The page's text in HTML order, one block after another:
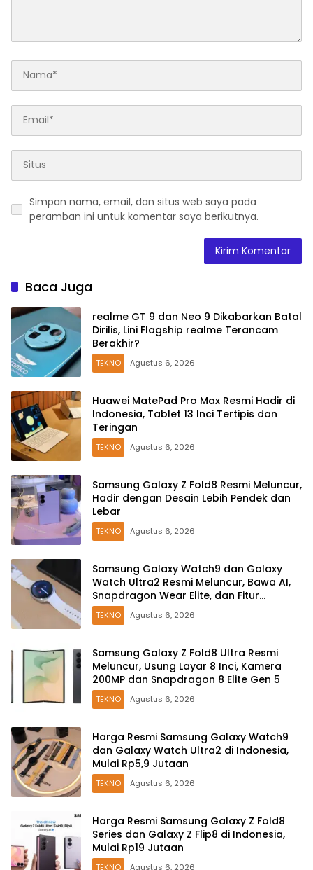
Simpan nama, email, dan situs web saya pada
peramban ini untuk komentar saya berikutnya.
Baca Juga
realme GT 9 dan Neo 9 Dikabarkan Batal
Dirilis, Lini Flagship realme Terancam
Berakhir?
TEKNO Agustus 6, 2026
Huawei MatePad Pro Max Resmi Hadir di
Indonesia, Tablet 13 Inci Tertipis dan
Teringan
TEKNO Agustus 6, 2026
Samsung Galaxy Z Fold8 Resmi Meluncur,
Hadir dengan Desain Lebih Pendek dan
Lebar
TEKNO Agustus 6, 2026
Samsung Galaxy Watch9 dan Galaxy
Watch Ultra2 Resmi Meluncur, Bawa AI,
Snapdragon Wear Elite, dan Fitur
Kesehatan Baru
TEKNO Agustus 6, 2026
Samsung Galaxy Z Fold8 Ultra Resmi
Meluncur, Usung Layar 8 Inci, Kamera
200MP dan Snapdragon 8 Elite Gen 5
TEKNO Agustus 6, 2026
Harga Resmi Samsung Galaxy Watch9
dan Galaxy Watch Ultra2 di Indonesia,
Mulai Rp5,9 Jutaan
TEKNO Agustus 6, 2026
Harga Resmi Samsung Galaxy Z Fold8
Series dan Galaxy Z Flip8 di Indonesia,
Mulai Rp19 Jutaan
TEKNO Agustus 6, 2026